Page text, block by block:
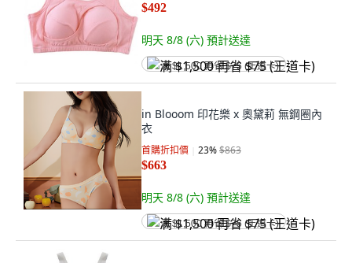
$492
明天 8/8 (六) 預計送達
满 $1,500 再省 $75 (王道卡)
in Blooom 印花樂 x 奧黛莉 無鋼圈內
衣
首購折扣價 23%$863
$663
明天 8/8 (六) 預計送達
满 $1,500 再省 $75 (王道卡)